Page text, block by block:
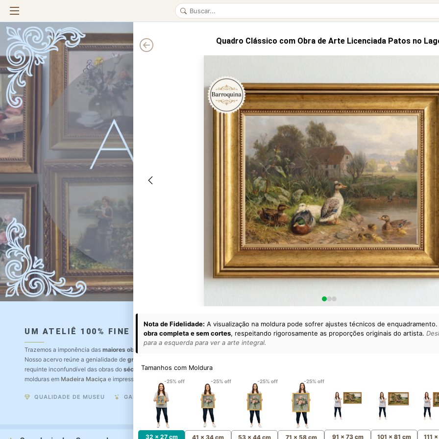
UM ATELIÊ 100% FINE ART
Trazemos a imponência das maiores obras de arte do mundo
Nosso acervo reúne a genialidade de grandes pintores renomados
requinte inconfundível das obras do século XIX. Produção artesanal em
molduras em Madeira Maciça e impressão com Pigmentação Mineral.
QUALIDADE DE MUSEU GARANTIA ETERNA
Quadro Clássico com Obra de Arte Licenciada Patos no
Nota de Fidelidade: A visualização na moldura pode sofrer ajustes técnicos de
obra completa e sem cortes, respeitando rigorosamente as proporções originais do artista.
para a esquerda para ver a arte integral.
Tamanhos com Moldura
-25% off
32 x 27 cm
-25% off
41 x 34 cm
-25% off
53 x 44 cm
-25% off
71 x 58 cm 91 x 73 cm 101 x 81 cm 111